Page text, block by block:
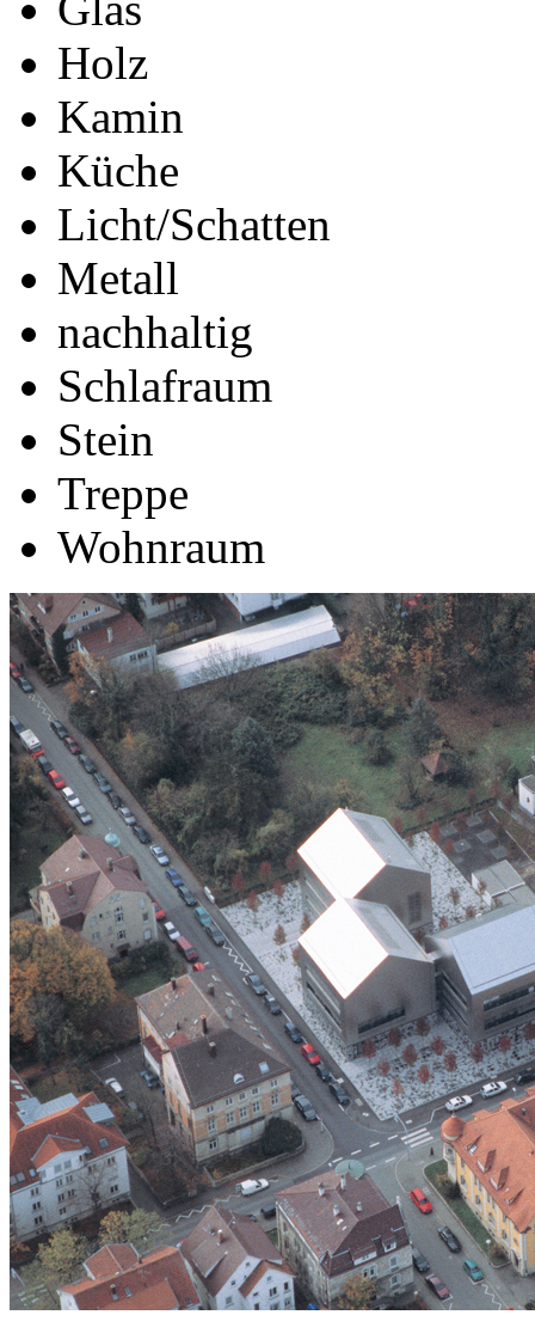
Holz
Kamin
Küche
Licht/Schatten
Metall
nachhaltig
Schlafraum
Stein
Treppe
Wohnraum